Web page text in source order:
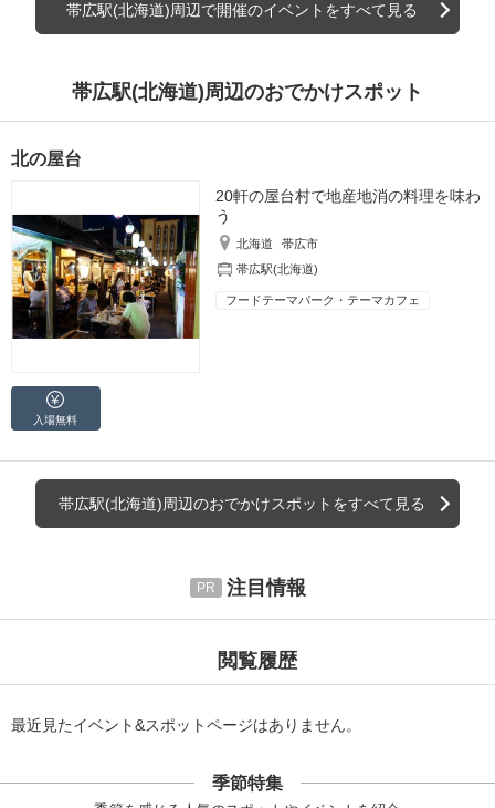
帯広駅(北海道)周辺で開催のイベントをすべて見る
帯広駅(北海道)周辺のおでかけスポット
北の屋台
20軒の屋台村で地産地消の料理を味わ
う
北海道
帯広市
帯広駅(北海道)
フードテーマパーク・テーマカフェ
入場無料
帯広駅(北海道)周辺のおでかけスポットをすべて見る
注目情報
閲覧履歴
最近見たイベント&スポットページはありません。
季節特集